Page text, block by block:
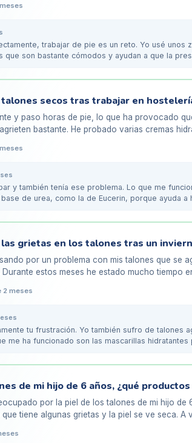
trabajar de pie es un reto. Yo usé unos
que son bastante cómodos y ayudan a que la
y paso horas de pie, lo que ha provocado
bastante. He probado varias cremas
y también tenía ese problema. Lo que me
base de urea, como la de Eucerin, porque ayuda a
por un problema con mis talones que se
estos meses he estado mucho tiempo
2 meses
tu frustración. Yo también sufro de talones
me ha funcionado son las mascarillas hidratantes
por la piel de los talones de mi hijo de
tiene algunas grietas y la piel se ve seca. A